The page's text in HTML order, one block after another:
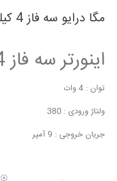
مگا درایو سه فاز 4 کیلو وات
اینورتر سه فاز 4 کیلو وات
توان : 4 وات
ولتاژ ورودی : 380
جریان خروجی : 9 آمپر